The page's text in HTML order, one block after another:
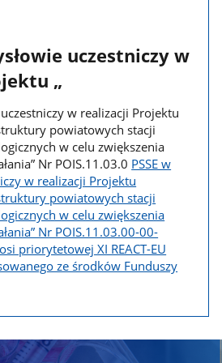
uczestniczy w
„
uczestniczy w realizacji Projektu
powiatowych stacji
w celu zwiększenia
Nr POIS.11.03.0 PSSE w
w realizacji Projektu
powiatowych stacji
w celu zwiększenia
Nr POIS.11.03.00-00-
priorytetowej XI REACT-EU
ze środków Funduszy